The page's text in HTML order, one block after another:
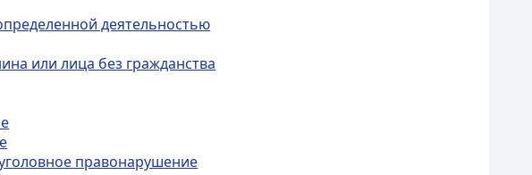
деятельностью
или лица без гражданства
правонарушение